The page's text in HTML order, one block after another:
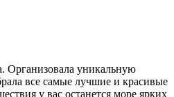
Организовала уникальную
все самые лучшие и красивые
у вас останется море ярких